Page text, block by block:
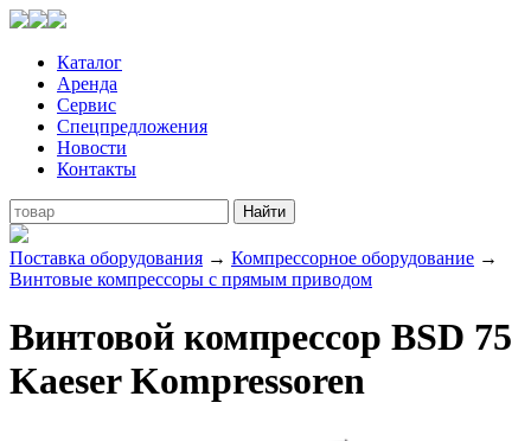
Каталог
Аренда
Сервис
Спецпредложения
Новости
Контакты
Поставка оборудования → Компрессорное оборудование →
Винтовые компрессоры с прямым приводом
Винтовой компрессор BSD 75
Kaeser Kompressoren